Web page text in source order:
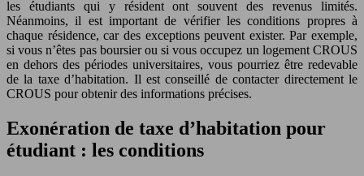
les étudiants qui y résident ont souvent des revenus limités.
Néanmoins, il est important de vérifier les conditions propres à
chaque résidence, car des exceptions peuvent exister. Par exemple,
si vous n’êtes pas boursier ou si vous occupez un logement CROUS
en dehors des périodes universitaires, vous pourriez être redevable
de la taxe d’habitation. Il est conseillé de contacter directement le
CROUS pour obtenir des informations précises.
Exonération de taxe d’habitation pour
étudiant : les conditions